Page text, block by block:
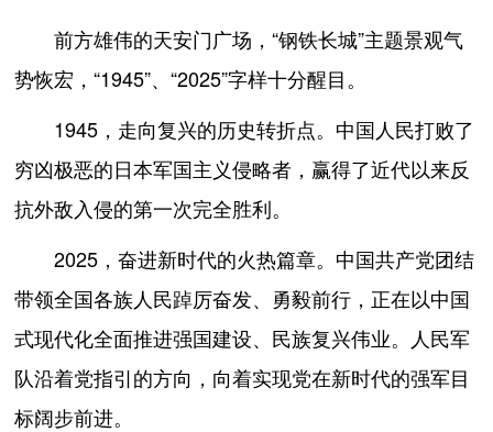
前方雄伟的天安门广场，“钢铁长城”主题景观气
势恢宏，“1945”、“2025”字样十分醒目。
1945，走向复兴的历史转折点。中国人民打败了
穷凶极恶的日本军国主义侵略者，赢得了近代以来反
抗外敌入侵的第一次完全胜利。
2025，奋进新时代的火热篇章。中国共产党团结
带领全国各族人民踔厉奋发、勇毅前行，正在以中国
式现代化全面推进强国建设、民族复兴伟业。人民军
队沿着党指引的方向，向着实现党在新时代的强军目
标阔步前进。